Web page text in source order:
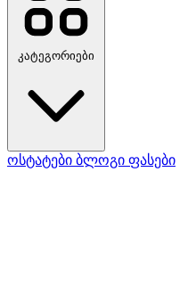
კატეგორიები
ოსტატები ბლოგი ფასები